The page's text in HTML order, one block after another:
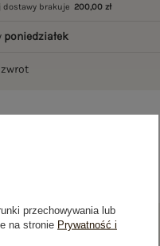
dostawy brakuje 200,00 zł
poniedziałek
przechowywania lub
na stronie Prywatność i